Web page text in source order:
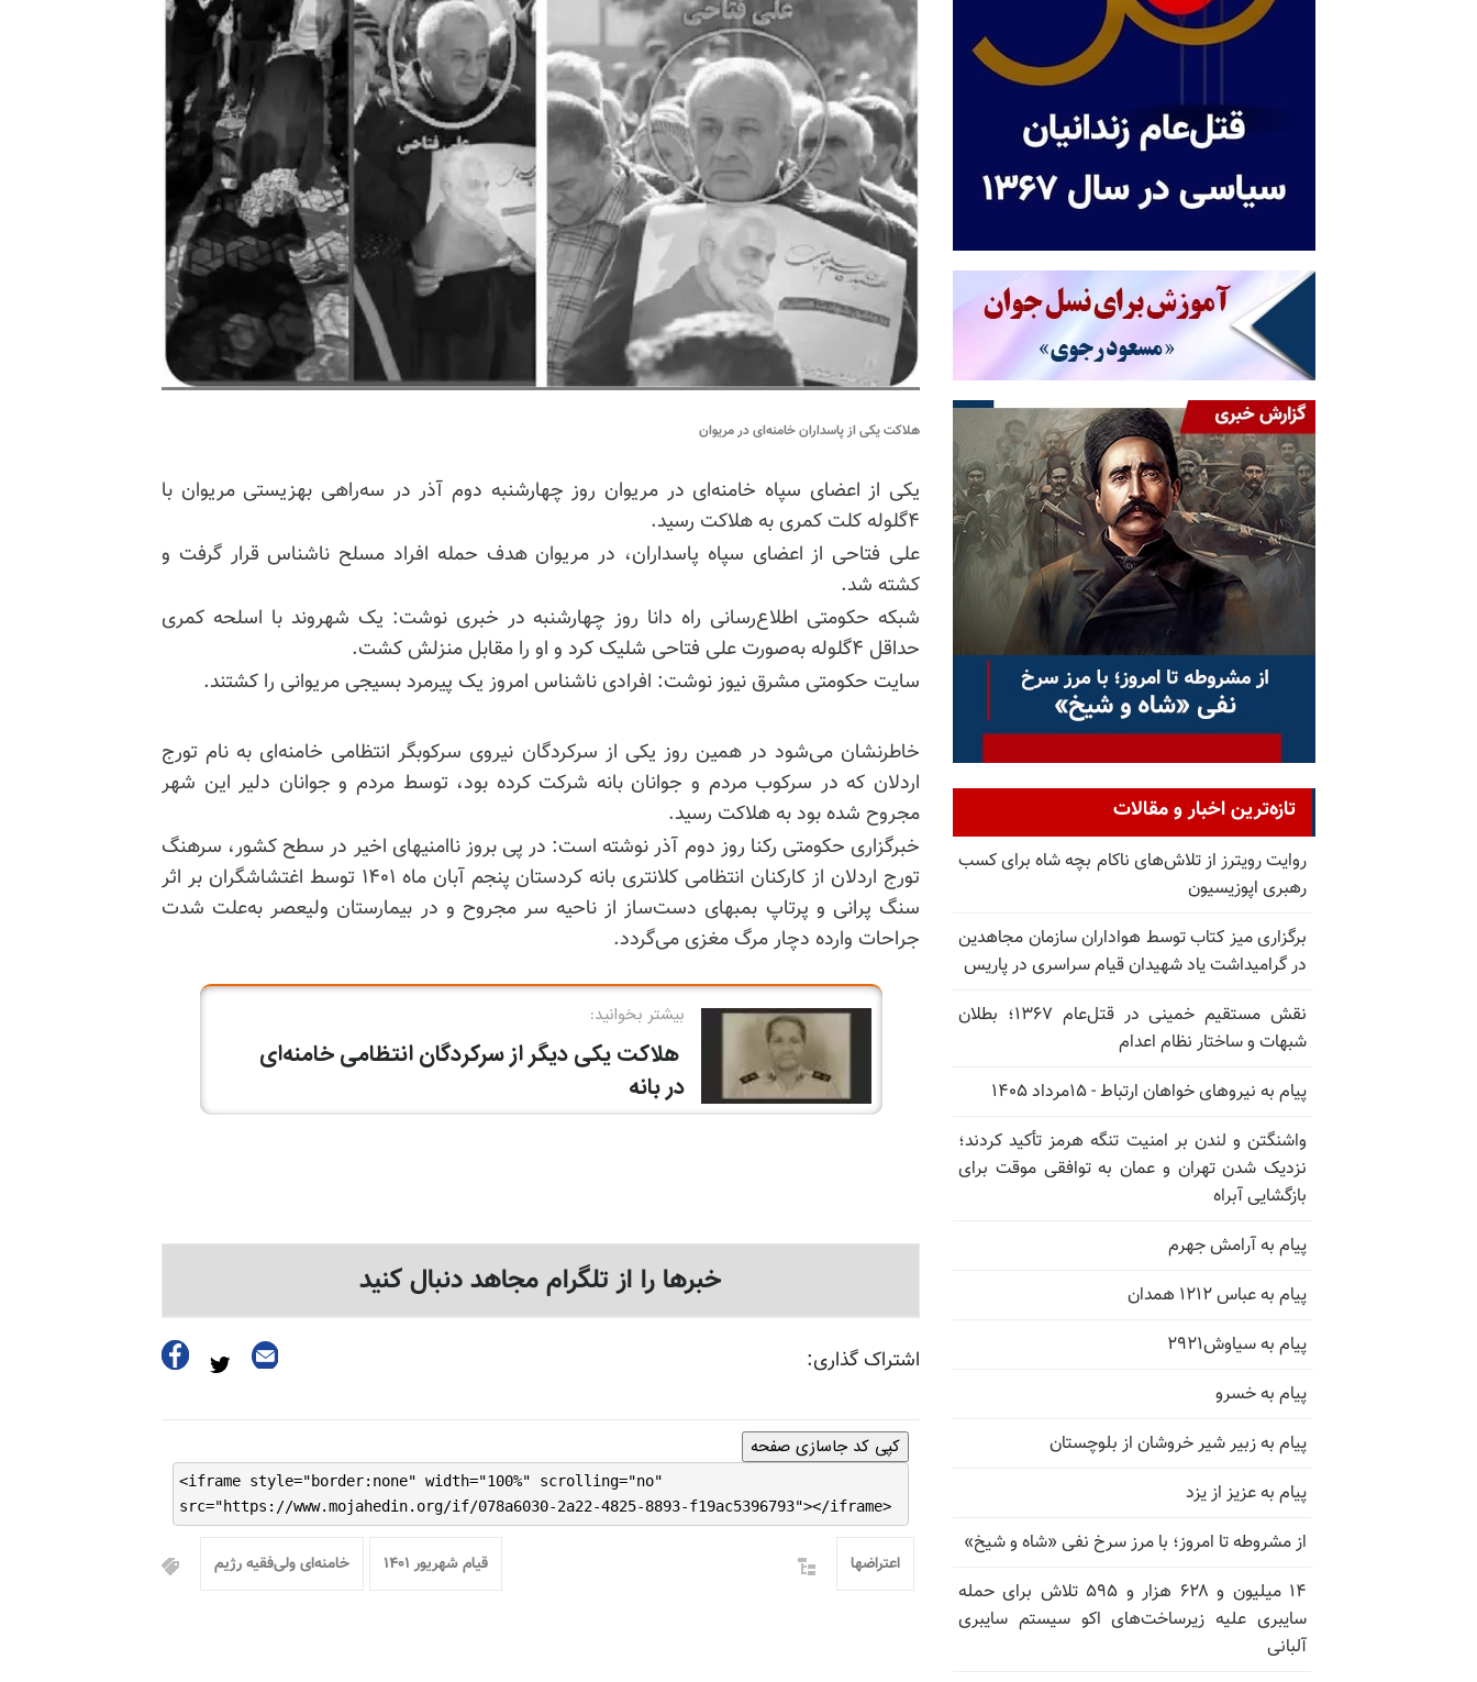
هلاکت یکی از پاسداران خامنه‌ای در مریوان
یکی از اعضای سپاه خامنه‌ای در مریوان روز چهارشنبه دوم آذر در سه‌راهی بهزیستی مریوان با
۴گلوله کلت کمری به‌ هلاکت رسید.
علی فتاحی از اعضای سپاه پاسداران، در مریوان هدف حمله افراد مسلح ناشناس قرار گرفت و
کشته شد.
شبکه حکومتی اطلاع‌رسانی راه دانا روز چهارشنبه در خبری نوشت: یک شهروند با اسلحه کمری
حداقل ۴گلوله به‌صورت علی فتاحی شلیک کرد و او را مقابل منزلش کشت.
سایت حکومتی مشرق نیوز نوشت: افرادی ناشناس امروز یک پیرمرد بسیجی مریوانی را کشتند.
خاطرنشان می‌شود در همین روز یکی از سرکردگان نیروی سرکوبگر انتظامی خامنه‌ای به نام تورج
اردلان که در سرکوب مردم و جوانان بانه شرکت کرده بود، توسط مردم و جوانان دلیر این شهر
مجروح شده بود به هلاکت رسید.
خبرگزاری حکومتی رکنا روز دوم آذر نوشته است: در پی بروز ناامنیهای اخیر در سطح کشور، سرهنگ
تورج اردلان از کارکنان انتظامی کلانتری بانه کردستان پنجم آبان ماه ۱۴۰۱ توسط اغتشاشگران بر اثر
سنگ پرانی و پرتاپ بمبهای دست‌ساز از ناحیه سر مجروح و در بیمارستان ولیعصر به‌علت شدت
جراحات وارده دچار مرگ مغزی می‌گردد.
خبرها را از تلگرام مجاهد دنبال کنید
اشتراک گذاری:
کپی کد جاسازی صفحه
<iframe style="border:none" width="100%" scrolling="no"
src="https://www.mojahedin.org/if/078a6030-2a22-4825-8893-f19ac5396793"></iframe>
قیام شهریور ۱۴۰۱ خامنه‌ای ولی‌فقیه رژیم اعتراضها
تازه‌ترین اخبار و مقالات
روایت رویترز از تلاش‌های ناکام بچه شاه برای کسب
رهبری اپوزیسیون
برگزاری میز کتاب توسط هواداران سازمان مجاهدین
در گرامیداشت یاد شهیدان قیام سراسری در پاریس
نقش مستقیم خمینی در قتل‌عام ۱۳۶۷؛ بطلان
شبهات و ساختار نظام اعدام
پیام به نیروهای خواهان ارتباط - ۱۵مرداد ۱۴۰۵
واشنگتن و لندن بر امنیت تنگه هرمز تأکید کردند؛
نزدیک شدن تهران و عمان به توافقی موقت برای
بازگشایی آبراه
پیام به آرامش جهرم
پیام به عباس ۱۲۱۲ همدان
پیام به سیاوش۲۹۲۱
پیام به خسرو
پیام به زبیر شیر خروشان از بلوچستان
پیام به عزیز از یزد
از مشروطه تا امروز؛ با مرز سرخ نفی «شاه و شیخ»
۱۴ میلیون و ۶۲۸ هزار و ۵۹۵ تلاش برای حمله
سایبری علیه زیرساخت‌های اکو سیستم سایبری
آلبانی